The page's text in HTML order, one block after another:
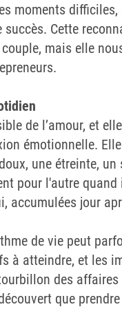
moments
Cette
mais elle
de l’amour, et
émotionnelle.
une étreinte, un
pour l'autre quand
accumulées jour
de vie peut
à atteindre, et les
des
que